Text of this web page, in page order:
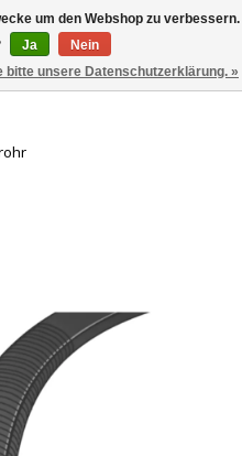
Ihr
um den Webshop zu verbessern.
Ja
Nein
bitte unsere Datenschutzerklärung. »